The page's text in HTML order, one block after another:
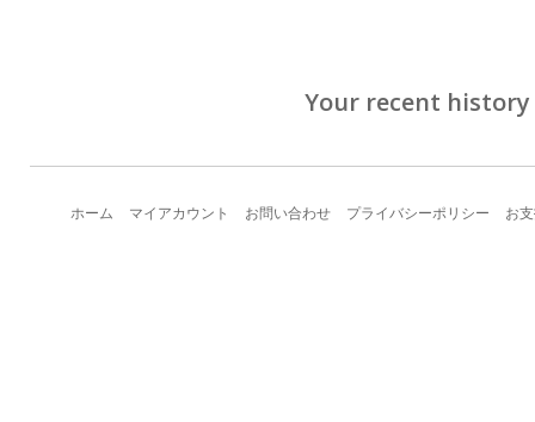
Your recent history
ホーム マイアカウント お問い合わせ プライバシーポリシー お